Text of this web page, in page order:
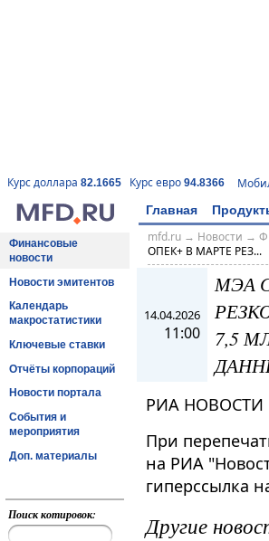
Курс доллара 82.1665 Курс евро 94.8366
Главная
Финансовые
новости
Новости эмитентов
Календарь
макростатистики
Ключевые ставки
Отчёты корпораций
Новости портала
События и
мероприятия
Доп. материалы
Поиск котировок:
mfd.ru→ Новости →
ОПЕК+ В МАРТЕ РЕЗ...
14.04.2026
11:00
МЭА
7,5
РИА НОВОСТИ
При
на РИА
гиперссылка
Другие